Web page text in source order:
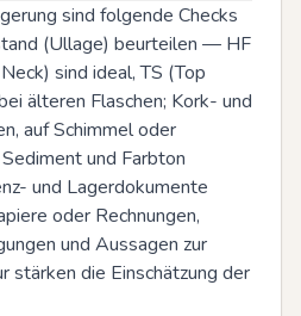
sind folgende Checks
(Ullage) beurteilen — HF
sind ideal, TS (Top
älteren Flaschen; Kork- und
auf Schimmel oder
und Farbton
und Lagerdokumente
oder Rechnungen,
und Aussagen zur
stärken die Einschätzung der